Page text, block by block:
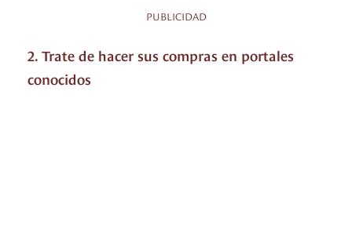
PUBLICIDAD
2. Trate de hacer sus compras en portales
conocidos